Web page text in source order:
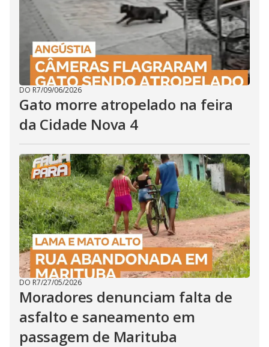
DO R7/09/06/2026
Gato morre atropelado na feira
da Cidade Nova 4
DO R7/27/05/2026
Moradores denunciam falta de
asfalto e saneamento em
passagem de Marituba